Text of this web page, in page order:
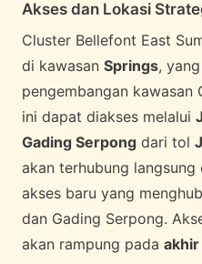
Akses dan Lokasi
Cluster Bellefont East
di kawasan Springs,
pengembangan kawasan
ini dapat diakses melalui
Gading Serpong dari tol
akan terhubung langsung
akses baru yang
dan Gading Serpong.
akan rampung pada